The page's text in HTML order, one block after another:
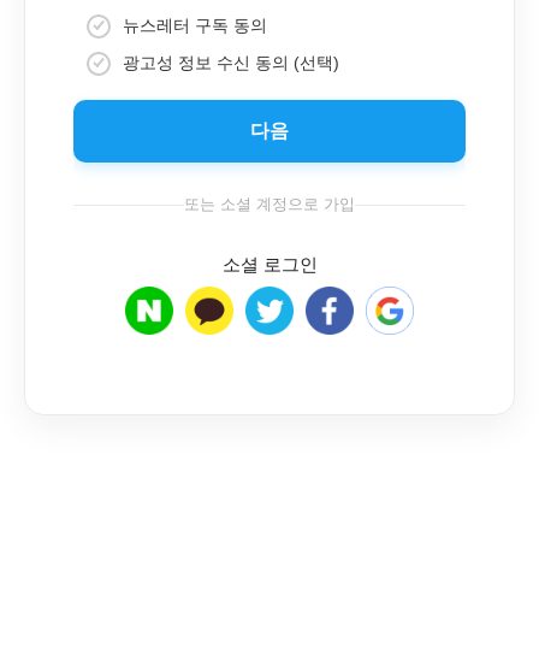
뉴스레터 구독 동의
광고성 정보 수신 동의 (선택)
다음
또는 소셜 계정으로 가입
소셜 로그인